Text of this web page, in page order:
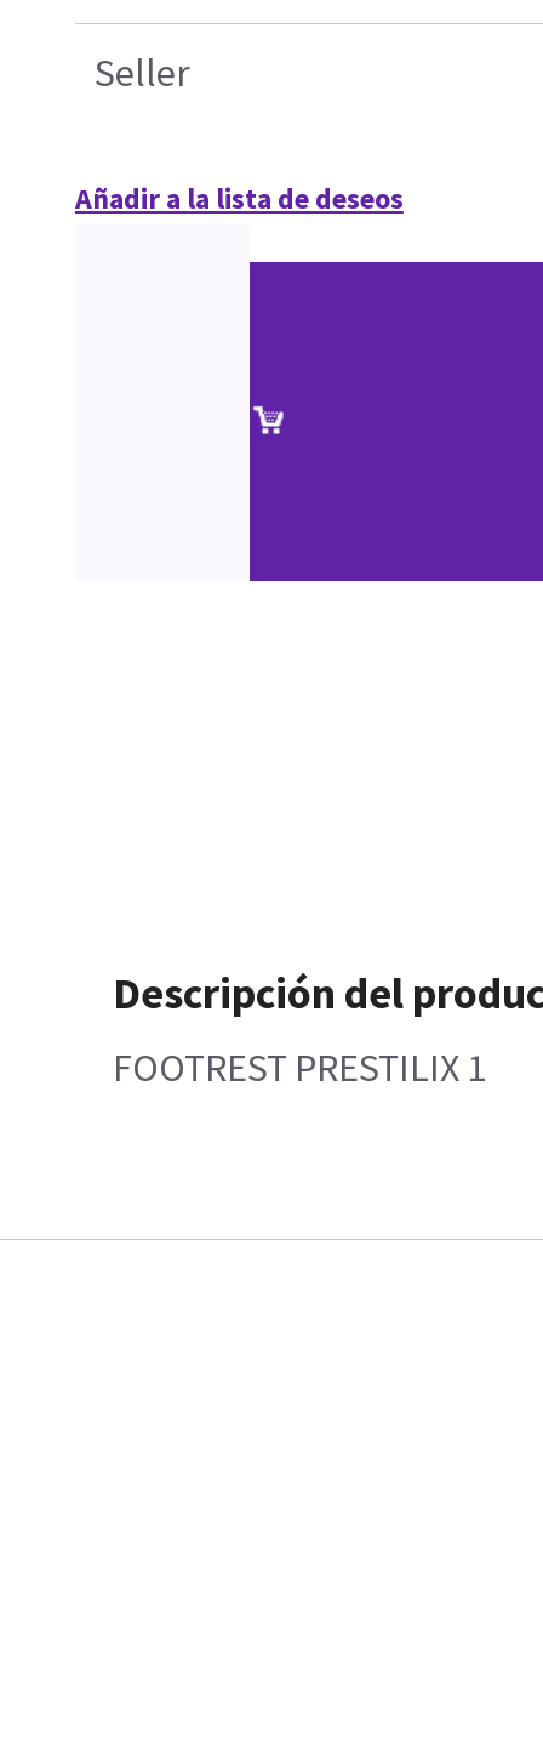
Seller
Añadir a la lista de deseos
Descripción del
FOOTREST PRESTILIX 1